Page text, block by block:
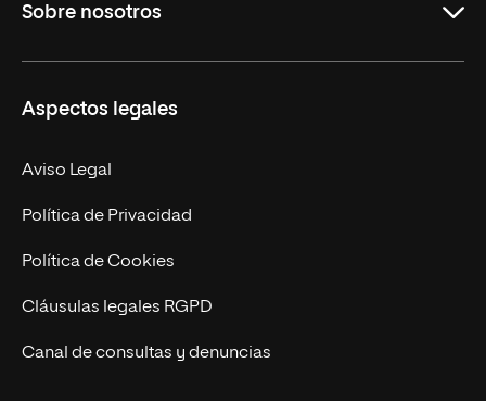
Másteres Oficiales
Doctorados
Experto Universitario
Postgrados
Cursos Universitarios
Sobre nosotros
Facultades
Nuestro Equipo
Trabaja en UNIR
Actualidad
UNIR Revista
Eventos
Aspectos legales
Aviso Legal
Política de Privacidad
Política de Cookies
Cláusulas legales RGPD
Canal de consultas y denuncias